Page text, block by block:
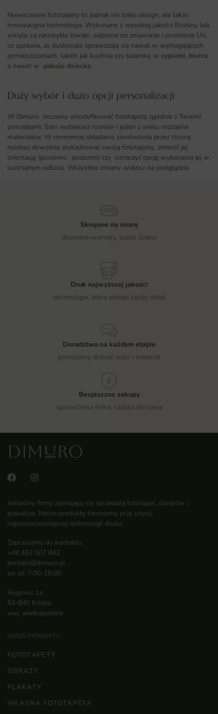
Nowoczesne fototapety to jednak nie tylko design, ale także
innowacyjna technologia. Wykonane z wysokiej jakości flizeliny lub
winylu są niezwykle trwałe, odporne na zmywanie i promienie UV,
co sprawia, że doskonale sprawdzają się nawet w wymagających
pomieszczeniach, takich jak kuchnia czy łazienka, w sypialni, biurze,
a nawet w pokoju dziecka,
Duży wybór i dużo opcji personalizacji ​
W Dimuro możemy zmodyfikować fototapetę zgodnie z Twoimi
potrzebami. Sam wybierasz rozmiar i jeden z wielu rodzajów
materiałów. W momencie składania zamówienia przez stronę
możesz dowolnie wykadrować swoją fototapetę, zmienić jej
orientację (pionowo , poziomo) czy oznaczyć opcję wykonania jej w
lustrzanym odbiciu. Wszystkie zmiany widzisz na podglądzie.
Skrojone na miarę
dowolne wymiary, każda ściana
Druk najwyższej jakości
technologia, która oddaje każdy detal
Doradztwo na każdym etapie
pomożemy dobrać wzór i materiał
Bezpieczne zakupy
sprawdzona firma, szybka dostawa
Jesteśmy firmą zajmującą się sprzedażą fototapet, obrazów i
plakatów. Nasze produkty tworzymy przy użyciu
najnowocześniejszej technologii druku.
Zapraszamy do kontaktu:
+48 453 507 842
kontakt@dimuro.pl
pn-pt: 7:00-16:00
Rogowo 1a
63-840 Krobia
woj. wielkopolskie
NASZE PRODUKTY
FOTOTAPETY
OBRAZY
PLAKATY
WŁASNA FOTOTAPETA